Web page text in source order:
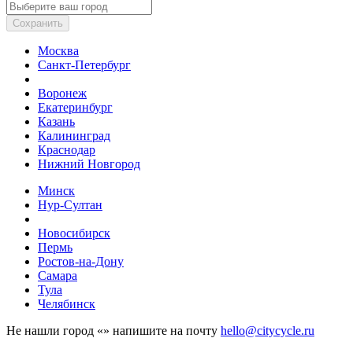
Сохранить
Москва
Санкт-Петербург
Воронеж
Екатеринбург
Казань
Калининград
Краснодар
Нижний Новгород
Минск
Нур-Султан
Новосибирск
Пермь
Ростов-на-Дону
Самара
Тула
Челябинск
Не нашли город «» напишите на почту hello@citycycle.ru